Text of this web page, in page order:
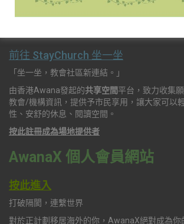
前往 StayChurch 坐一坐
「坐一坐，教會社區新連結。」
由香港Awana發起的共享空間平台，致力收集
教會/機構資訊，提供予市民享用，讓大家可以
性、安舒的休息、閱讀空間。
按此註冊成為場地提供者
AwanaX 個人會員網站
按此進入
打破隔閡，連繫世界
對於正計劃移居海外的你，AwanaX絕對成為你